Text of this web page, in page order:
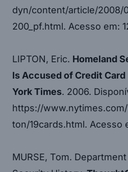
dyn/content/article/2008/
200_pf.html. Acesso em:
LIPTON, Eric. Homeland
Is Accused of Credit
York Times. 2006.
https://
ton/19cards.html. Acesso
MURSE, Tom.